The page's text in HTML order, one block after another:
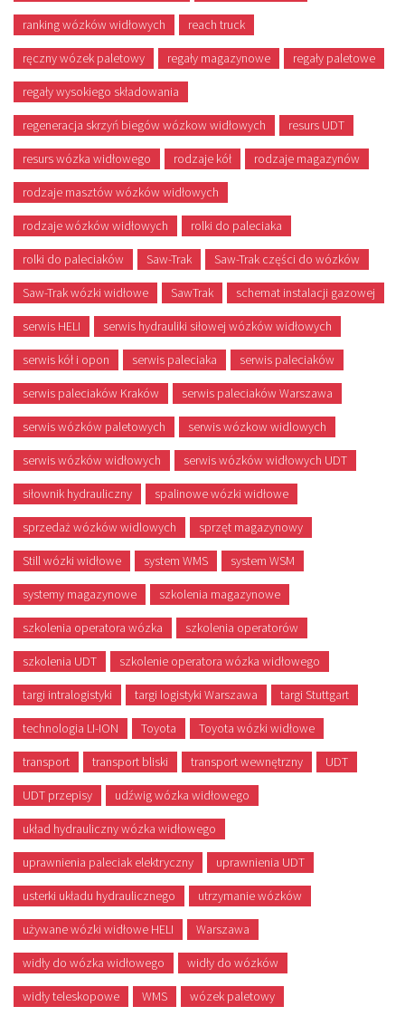
ranking wózków widłowych reach truck
ręczny wózek paletowy regały magazynowe regały paletowe
regały wysokiego składowania
regeneracja skrzyń biegów wózkow widłowych resurs UDT
resurs wózka widłowego rodzaje kół rodzaje magazynów
rodzaje masztów wózków widłowych
rodzaje wózków widłowych rolki do paleciaka
rolki do paleciaków Saw-Trak Saw-Trak części do wózków
Saw-Trak wózki widłowe SawTrak schemat instalacji gazowej
serwis HELI serwis hydrauliki siłowej wózków widłowych
serwis kół i opon serwis paleciaka serwis paleciaków
serwis paleciaków Kraków serwis paleciaków Warszawa
serwis wózków paletowych serwis wózkow widlowych
serwis wózków widłowych serwis wózków widłowych UDT
siłownik hydrauliczny spalinowe wózki widłowe
sprzedaż wózków widlowych sprzęt magazynowy
Still wózki widłowe system WMS system WSM
systemy magazynowe szkolenia magazynowe
szkolenia operatora wózka szkolenia operatorów
szkolenia UDT szkolenie operatora wózka widłowego
targi intralogistyki targi logistyki Warszawa targi Stuttgart
technologia LI-ION Toyota Toyota wózki widłowe
transport transport bliski transport wewnętrzny UDT
UDT przepisy udźwig wózka widłowego
układ hydrauliczny wózka widłowego
uprawnienia paleciak elektryczny uprawnienia UDT
usterki układu hydraulicznego utrzymanie wózków
używane wózki widłowe HELI Warszawa
widły do wózka widłowego widły do wózków
widły teleskopowe WMS wózek paletowy